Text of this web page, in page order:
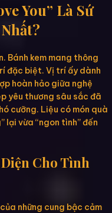
You” Là Sứ
Bánh kem mang thông
đặc biệt. Vị trí ấy dành
hoàn hảo giữa nghệ
yêu thương sâu sắc đã
cưỡng. Liệu có món quà
lại vừa “ngon tình” đến
Cho Tình
những cung bậc cảm